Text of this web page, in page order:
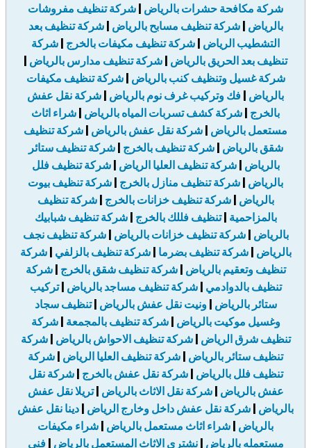
شركة مكافحة حشرات بالرياض |شركة تنظيف مفروشات
بالرياض |شركة تنظيف مسابح بالرياض |شركة تنظيف بعد
التشطيب الرياض |شركة تنظيف مكيفات بالخرج |شركة
تنظيف بعد الحريق بالرياض |شركة تنظيف مدارس بالرياض |
شركة غسيل وتنظيف كنب بالرياض |شركة تنظيف مكيفات
بالرياض |فك وتركيب غرف نوم بالرياض |شركة نقل عفش
بالخرج |شركة كشف تسربات المياه بالرياض |شراء اثاث
مستعمل بالرياض |شركة نقل عفش بالرياض |شركة تنظيف
شقق بالرياض |شركة تنظيف بالخرج |شركة تنظيف ستائر
بالرياض |شركة تنظيف العليا الرياض |شركة تنظيف فلل
بالرياض |شركة تنظيف منازل بالخرج |شركة تنظيف بيوت
بالرياض |شركة تنظيف خزانات بالخرج |شركة تنظيف
بالمزاحمية |تنظيف فللك بالخرج |شركة تنظيف شبابيك
بالرياض |شركة تنظيف خزانات بالرياض |شركة تنظيف نجف
بالرياض |شركة تنظيف بضرما |شركة تنظيف بالزلفي |شركة
تنظيف وتعقيم بالرياض |شركة تنظيف شقق بالخرج |شركة
تنظيف بالدوادمي |شركة تنظيف مساجد بالرياض |تركيب
ستائر بالرياض |ونيت نقل عفش بالرياض |تنظيف سجاد
وغسيل موكيت بالرياض |شركة تنظيف بالمجمعة |شركة
تنظيف شرق الرياض |شركة تنظيف الاحواش بالرياض |شركة
تنظيف ستائر بالرياض |شركة تنظيف العليا الرياض |شركة
تنظيف فلل بالرياض |شركة نقل عفش بالخرج |شركة نقل
عفش بالرياض |شركة نقل الاثاث بالرياض |تريلا نقل عفش
بالرياض |شركة نقل عفش داخل وخارج الرياض |دينا نقل عفش
بالرياض |شراء اثاث مستعمل بالرياض |شراء مكيفات
مستعمله بالرياض |نشتري الاثاث المستعمل بالرياض |فني